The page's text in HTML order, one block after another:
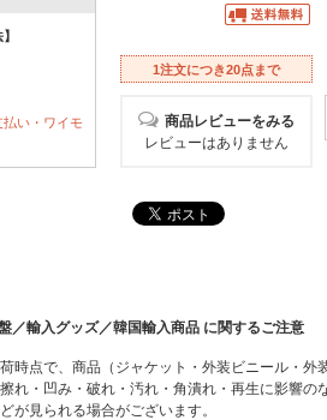
払い・ワイモ
1注文につき20点まで
商品レビューをみる
レビューはありません
／輸入グッズ／韓国輸入商品 に関するご注意
時点で、商品（ジャケット・外装ビニール・外
れ・凹み・破れ・汚れ・角潰れ・再生に影響の
が見られる場合がございます。